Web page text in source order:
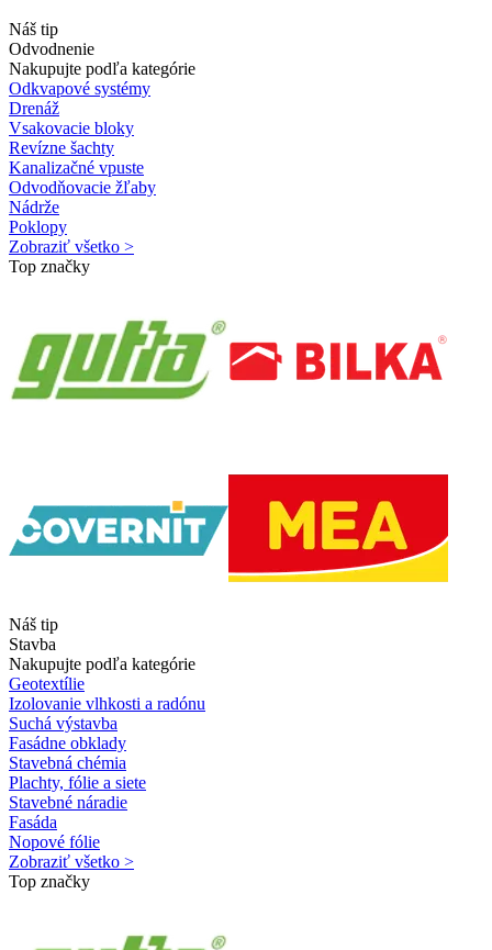
Náš tip
Odvodnenie
Nakupujte podľa kategórie
Odkvapové systémy
Drenáž
Vsakovacie bloky
Revízne šachty
Kanalizačné vpuste
Odvodňovacie žľaby
Nádrže
Poklopy
Zobraziť všetko >
Top značky
Náš tip
Stavba
Nakupujte podľa kategórie
Geotextílie
Izolovanie vlhkosti a radónu
Suchá výstavba
Fasádne obklady
Stavebná chémia
Plachty, fólie a siete
Stavebné náradie
Fasáda
Nopové fólie
Zobraziť všetko >
Top značky